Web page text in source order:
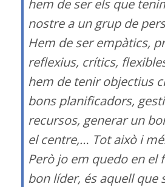
hem de ser els que
nostre a un grup de
Hem de ser empàtics,
reflexius, crítics,
hem de tenir objectius
bons planificadors,
recursos, generar un
el centre,… Tot això i
Però jo em quedo en el
bon líder, és aquell que